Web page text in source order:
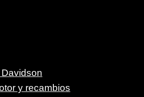
y recambios